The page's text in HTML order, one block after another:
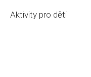
Aktivity pro děti